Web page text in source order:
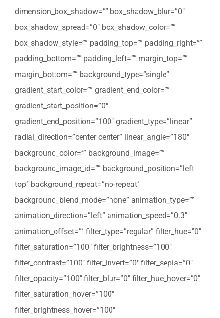
dimension_box_shadow=”” box_shadow_blur=”0″
box_shadow_spread=”0″ box_shadow_color=””
box_shadow_style=”” padding_top=”” padding_right=””
padding_bottom=”” padding_left=”” margin_top=””
margin_bottom=”” background_type=”single”
gradient_start_color=”” gradient_end_color=””
gradient_start_position=”0″
gradient_end_position=”100″ gradient_type=”linear”
radial_direction=”center center” linear_angle=”180″
background_color=”” background_image=””
background_image_id=”” background_position=”left
top” background_repeat=”no-repeat”
background_blend_mode=”none” animation_type=””
animation_direction=”left” animation_speed=”0.3″
animation_offset=”” filter_type=”regular” filter_hue=”0″
filter_saturation=”100″ filter_brightness=”100″
filter_contrast=”100″ filter_invert=”0″ filter_sepia=”0″
filter_opacity=”100″ filter_blur=”0″ filter_hue_hover=”0″
filter_saturation_hover=”100″
filter_brightness_hover=”100″